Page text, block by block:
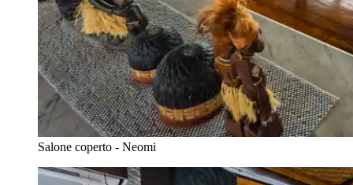
Salone coperto - Neomi